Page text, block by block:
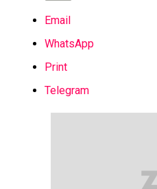
Email
WhatsApp
Print
Telegram